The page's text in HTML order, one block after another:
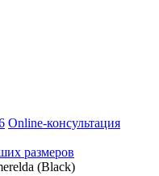
Online-консультация
размеров
(Black)